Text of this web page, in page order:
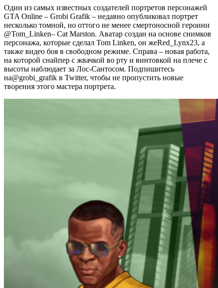
Один из самых известных создателей портретов персонажей
GTA Online – Grobi Grafik – недавно опубликовал портрет
несколько томной, но оттого не менее смертоносной героини
@Tom_Linken– Cat Marston. Аватар создан на основе снимков
персонажа, которые сделал Tom Linken, он жеRed_Lynx23, а
также видео боя в свободном режиме. Справа – новая работа,
на которой снайпер с жвачкой во рту и винтовкой на плече с
высоты наблюдает за Лос-Сантосом. Подпишитесь
на@grobi_grafik в Twitter, чтобы не пропустить новые
творения этого мастера портрета.